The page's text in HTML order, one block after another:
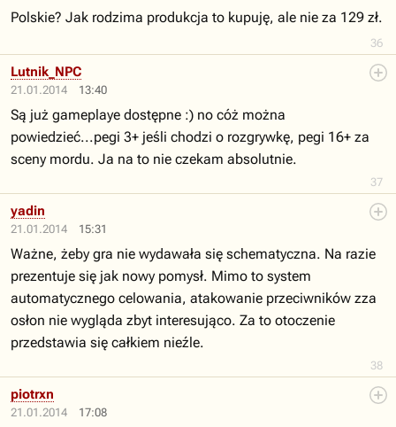
36
Polskie? Jak rodzima produkcja to kupuję, ale nie za 129 zł.
21.01.2014 13:40
37
Lutnik_NPC
Są już gameplaye dostępne :) no cóż można
powiedzieć...pegi 3+ jeśli chodzi o rozgrywkę, pegi 16+ za
sceny mordu. Ja na to nie czekam absolutnie.
21.01.2014 15:31
38
yadin
Ważne, żeby gra nie wydawała się schematyczna. Na razie
prezentuje się jak nowy pomysł. Mimo to system
automatycznego celowania, atakowanie przeciwników zza
osłon nie wygląda zbyt interesująco. Za to otoczenie
przedstawia się całkiem nieźle.
21.01.2014 17:08
piotrxn